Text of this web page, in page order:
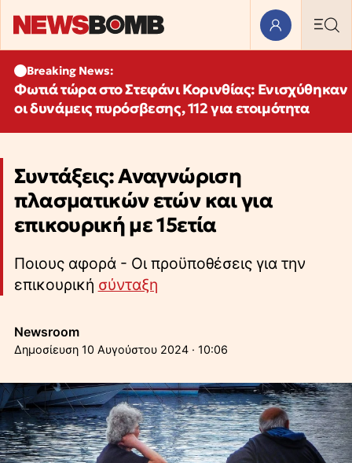
Breaking News:
Φωτιά τώρα στο Στεφάνι Κορινθίας: Ενισχύθηκαν
οι δυνάμεις πυρόσβεσης, 112 για ετοιμότητα
Συντάξεις: Αναγνώριση
πλασματικών ετών και για
επικουρική με 15ετία
Ποιους αφορά - Οι προϋποθέσεις για την
επικουρική σύνταξη
Newsroom
10 Αυγούστου 2024 · 10:06